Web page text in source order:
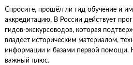
Спросите, прошёл ли гид обучение и
аккредитацию. В России действует
гидов-экскурсоводов, которая
владеет историческим материалом,
информации и базами первой помощи.
важный плюс.